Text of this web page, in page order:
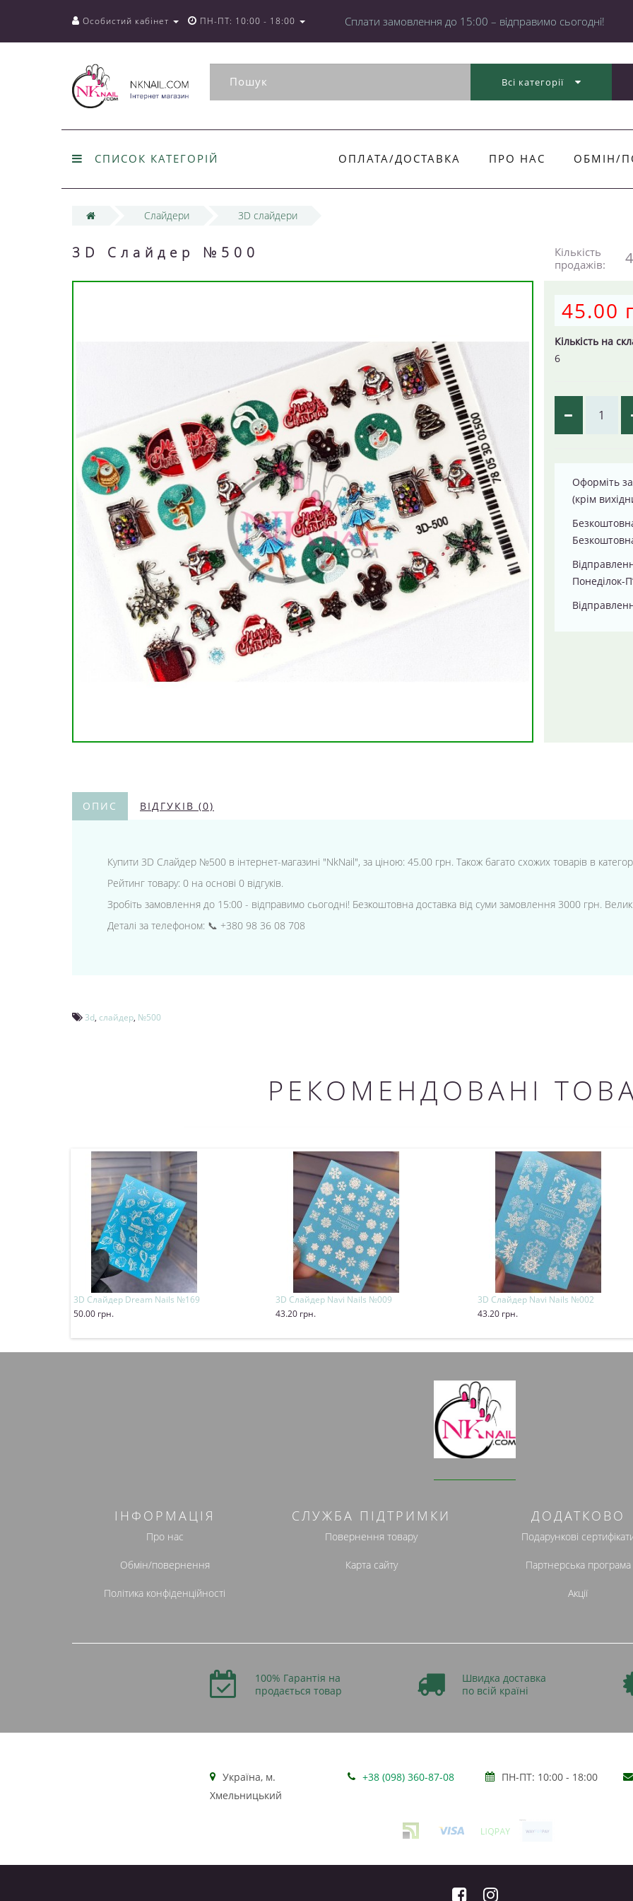
Cплати замовлення до 15:00 – відправимо сьогодні!
Особистий кабінет ПН-ПТ: 10:00 - 18:00
Всі категорії
СПИСОК КАТЕГОРІЙ ОПЛАТА/ДОСТАВКА ПРО НАС ОБМІН/
Слайдери 3D слайдери
3D Слайдер №500
Кількість
продажів:
4
45.00
Кількість на
6
Оформіть
(крім
Понеділок-
ОПИС ВІДГУКІВ (0)
Купити 3D Слайдер №500 в інтернет-магазині "NkNail", за ціною: 45.00 грн. Також багато схожих товарів в
Рейтинг товару: 0 на основі 0 відгуків.
Зробіть замовлення до 15:00 - відправимо сьогодні! Безкоштовна доставка від суми замовлення 3000 грн.
Деталі за телефоном: 📞 +380 98 36 08 708
3d, слайдер, №500
РЕКОМЕНДОВАНІ
3D Слайдер Dream Nails №169
50.00 грн.
3D Слайдер Navi Nails №009
43.20 грн.
3D Слайдер Navi Nails №002
43.20 грн.
ІНФОРМАЦІЯ
Про нас
Обмін/повернення
Політика конфіденційності
СЛУЖБА ПІДТРИМКИ
Повернення товару
Карта сайту
ДОДАТКОВО
Подарункові
Партнерська програма
Акції
100% Гарантія на
продається товар
Швидка доставка
по всій країні
Українa, м.
Хмельницький
+38 (098) 360-87-08 ПН-ПТ: 10:00 - 18:00